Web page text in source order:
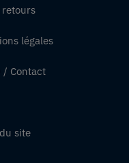
retours
légales
/ Contact
site